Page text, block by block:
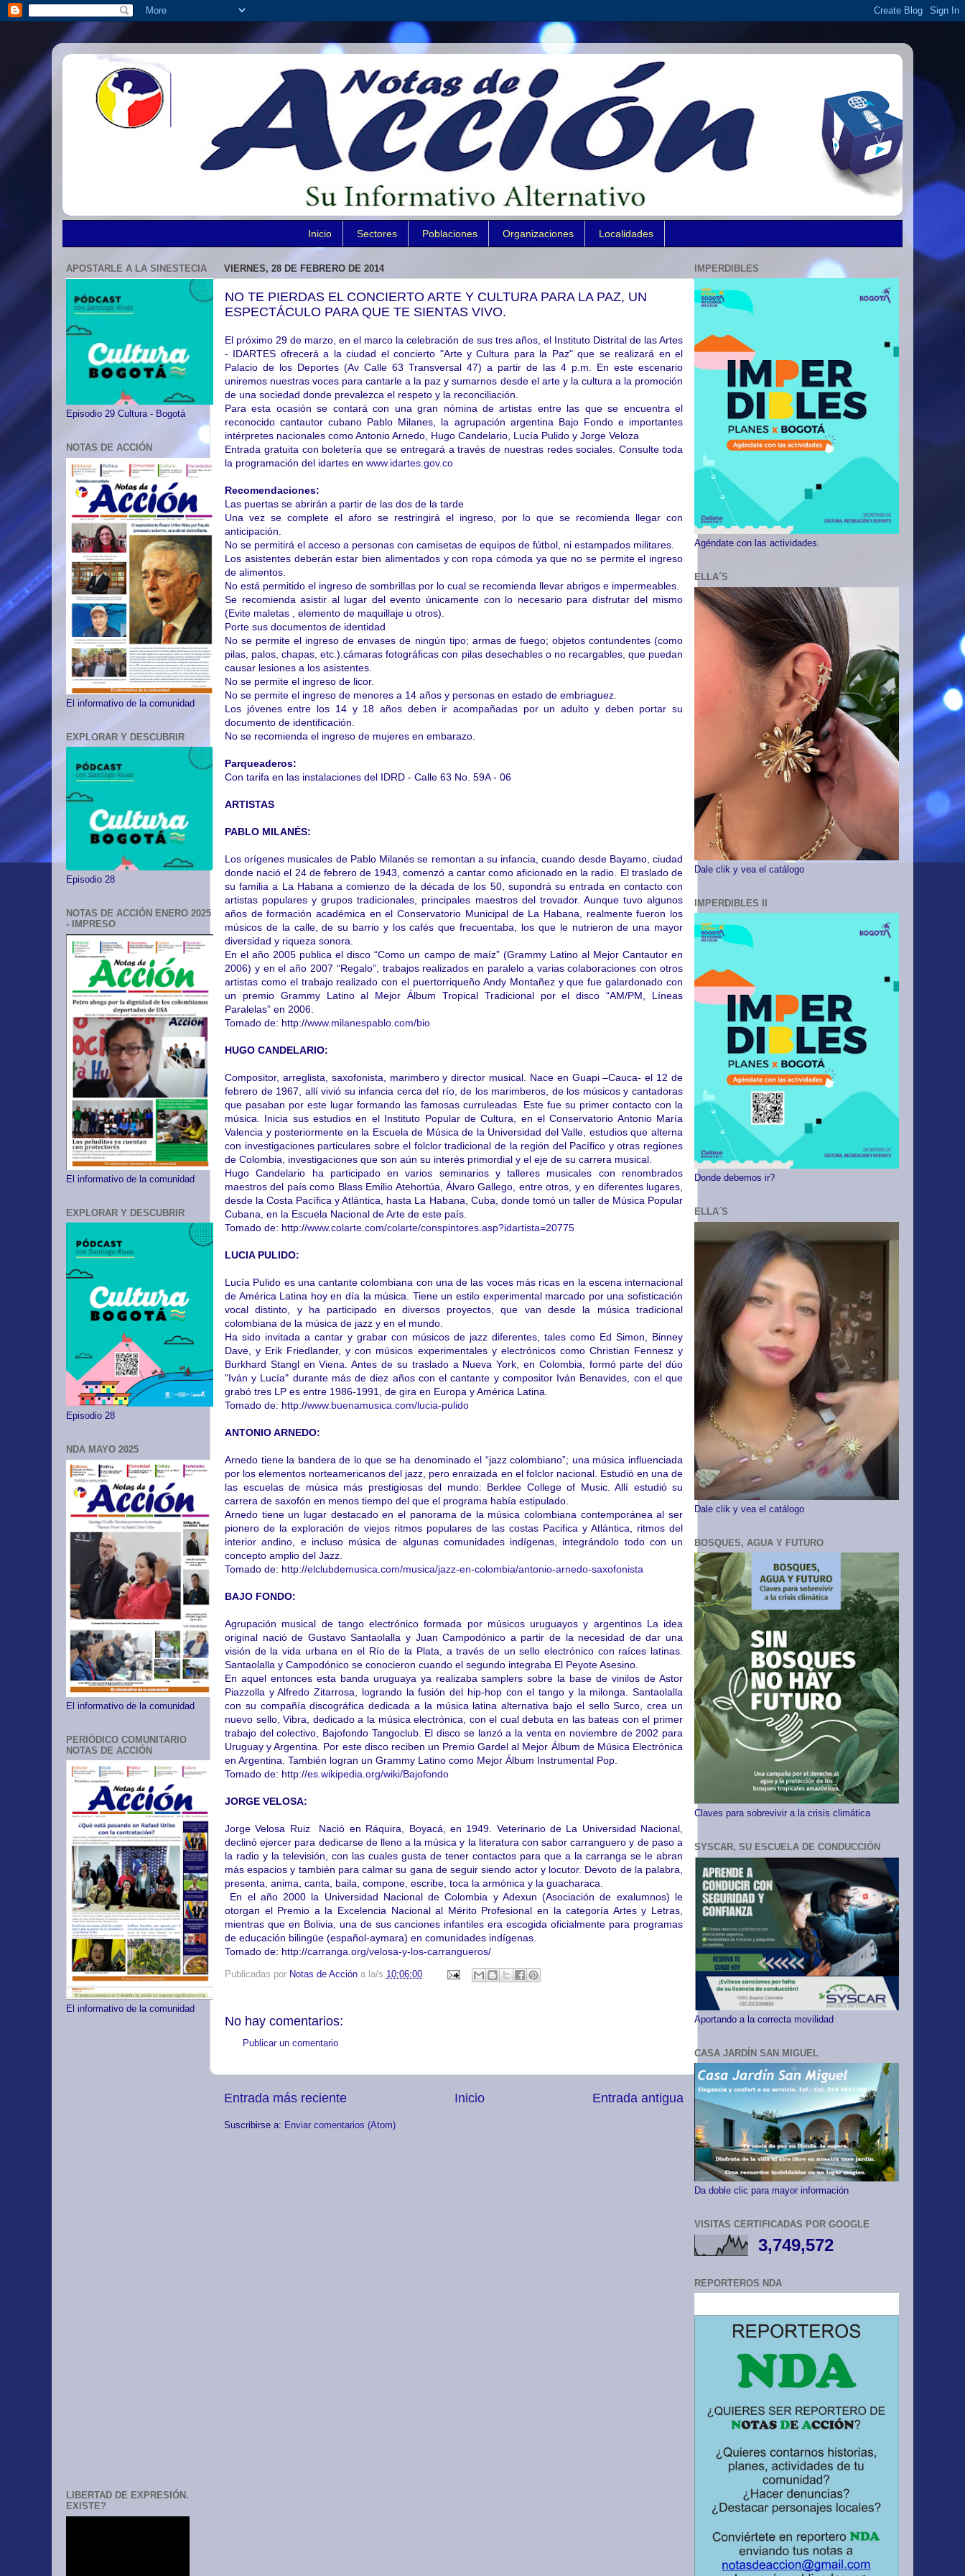
Inicio Sectores Poblaciones Organizaciones Localidades
VIERNES, 28 DE FEBRERO DE 2014
NO TE PIERDAS EL CONCIERTO ARTE Y CULTURA PARA LA PAZ, UN
ESPECTÁCULO PARA QUE TE SIENTAS VIVO.
El próximo 29 de marzo, en el marco la celebración de sus tres años, el Instituto Distrital de las Artes
- IDARTES ofrecerá a la ciudad el concierto "Arte y Cultura para la Paz" que se realizará en el
Palacio de los Deportes (Av Calle 63 Transversal 47) a partir de las 4 p.m. En este escenario
uniremos nuestras voces para cantarle a la paz y sumarnos desde el arte y la cultura a la promoción
de una sociedad donde prevalezca el respeto y la reconciliación.
Para esta ocasión se contará con una gran nómina de artistas entre las que se encuentra el
reconocido cantautor cubano Pablo Milanes, la agrupación argentina Bajo Fondo e importantes
intérpretes nacionales como Antonio Arnedo, Hugo Candelario, Lucía Pulido y Jorge Veloza
Entrada gratuita con boletería que se entregará a través de nuestras redes sociales. Consulte toda
la programación del idartes en www.idartes.gov.co
Recomendaciones:
Las puertas se abrirán a partir de las dos de la tarde
Una vez se complete el aforo se restringirá el ingreso, por lo que se recomienda llegar con
anticipación.
No se permitirá el acceso a personas con camisetas de equipos de fútbol, ni estampados militares.
Los asistentes deberán estar bien alimentados y con ropa cómoda ya que no se permite el ingreso
de alimentos.
No está permitido el ingreso de sombrillas por lo cual se recomienda llevar abrigos e impermeables.
Se recomienda asistir al lugar del evento únicamente con lo necesario para disfrutar del mismo
(Evite maletas , elemento de maquillaje u otros).
Porte sus documentos de identidad
No se permite el ingreso de envases de ningún tipo; armas de fuego; objetos contundentes (como
pilas, palos, chapas, etc.).cámaras fotográficas con pilas desechables o no recargables, que puedan
causar lesiones a los asistentes.
No se permite el ingreso de licor.
No se permite el ingreso de menores a 14 años y personas en estado de embriaguez.
Los jóvenes entre los 14 y 18 años deben ir acompañadas por un adulto y deben portar su
documento de identificación.
No se recomienda el ingreso de mujeres en embarazo.
Parqueaderos:
Con tarifa en las instalaciones del IDRD - Calle 63 No. 59A - 06
ARTISTAS
PABLO MILANÉS:
Los orígenes musicales de Pablo Milanés se remontan a su infancia, cuando desde Bayamo, ciudad
donde nació el 24 de febrero de 1943, comenzó a cantar como aficionado en la radio. El traslado de
su familia a La Habana a comienzo de la década de los 50, supondrá su entrada en contacto con
artistas populares y grupos tradicionales, principales maestros del trovador. Aunque tuvo algunos
años de formación académica en el Conservatorio Municipal de La Habana, realmente fueron los
músicos de la calle, de su barrio y los cafés que frecuentaba, los que le nutrieron de una mayor
diversidad y riqueza sonora.
En el año 2005 publica el disco “Como un campo de maíz” (Grammy Latino al Mejor Cantautor en
2006) y en el año 2007 “Regalo”, trabajos realizados en paralelo a varias colaboraciones con otros
artistas como el trabajo realizado con el puertorriqueño Andy Montañez y que fue galardonado con
un premio Grammy Latino al Mejor Álbum Tropical Tradicional por el disco “AM/PM, Líneas
Paralelas” en 2006.
Tomado de: http://www.milanespablo.com/bio
HUGO CANDELARIO:
Compositor, arreglista, saxofonista, marimbero y director musical. Nace en Guapi –Cauca- el 12 de
febrero de 1967, allí vivió su infancia cerca del río, de los marimberos, de los músicos y cantadoras
que pasaban por este lugar formando las famosas curruleadas. Este fue su primer contacto con la
música. Inicia sus estudios en el Instituto Popular de Cultura, en el Conservatorio Antonio María
Valencia y posteriormente en la Escuela de Música de la Universidad del Valle, estudios que alterna
con investigaciones particulares sobre el folclor tradicional de la región del Pacífico y otras regiones
de Colombia, investigaciones que son aún su interés primordial y el eje de su carrera musical.
Hugo Candelario ha participado en varios seminarios y talleres musicales con renombrados
maestros del país como Blass Emilio Atehortúa, Álvaro Gallego, entre otros, y en diferentes lugares,
desde la Costa Pacífica y Atlántica, hasta La Habana, Cuba, donde tomó un taller de Música Popular
Cubana, en la Escuela Nacional de Arte de este país.
Tomado de: http://www.colarte.com/colarte/conspintores.asp?idartista=20775
LUCIA PULIDO:
Lucía Pulido es una cantante colombiana con una de las voces más ricas en la escena internacional
de América Latina hoy en día la música. Tiene un estilo experimental marcado por una sofisticación
vocal distinto, y ha participado en diversos proyectos, que van desde la música tradicional
colombiana de la música de jazz y en el mundo.
Ha sido invitada a cantar y grabar con músicos de jazz diferentes, tales como Ed Simon, Binney
Dave, y Erik Friedlander, y con músicos experimentales y electrónicos como Christian Fennesz y
Burkhard Stangl en Viena. Antes de su traslado a Nueva York, en Colombia, formó parte del dúo
"Iván y Lucía" durante más de diez años con el cantante y compositor Iván Benavides, con el que
grabó tres LP es entre 1986-1991, de gira en Europa y América Latina.
Tomado de: http://www.buenamusica.com/lucia-pulido
ANTONIO ARNEDO:
Arnedo tiene la bandera de lo que se ha denominado el “jazz colombiano”; una música influenciada
por los elementos norteamericanos del jazz, pero enraizada en el folclor nacional. Estudió en una de
las escuelas de música más prestigiosas del mundo: Berklee College of Music. Allí estudió su
carrera de saxofón en menos tiempo del que el programa había estipulado.
Arnedo tiene un lugar destacado en el panorama de la música colombiana contemporánea al ser
pionero de la exploración de viejos ritmos populares de las costas Pacifica y Atlántica, ritmos del
interior andino, e incluso música de algunas comunidades indígenas, integrándolo todo con un
concepto amplio del Jazz.
Tomado de: http://elclubdemusica.com/musica/jazz-en-colombia/antonio-arnedo-saxofonista
BAJO FONDO:
Agrupación musical de tango electrónico formada por músicos uruguayos y argentinos La idea
original nació de Gustavo Santaolalla y Juan Campodónico a partir de la necesidad de dar una
visión de la vida urbana en el Río de la Plata, a través de un sello electrónico con raíces latinas.
Santaolalla y Campodónico se conocieron cuando el segundo integraba El Peyote Asesino.
En aquel entonces esta banda uruguaya ya realizaba samplers sobre la base de vinilos de Astor
Piazzolla y Alfredo Zitarrosa, logrando la fusión del hip-hop con el tango y la milonga. Santaolalla
con su compañía discográfica dedicada a la música latina alternativa bajo el sello Surco, crea un
nuevo sello, Vibra, dedicado a la música electrónica, con el cual debuta en las bateas con el primer
trabajo del colectivo, Bajofondo Tangoclub. El disco se lanzó a la venta en noviembre de 2002 para
Uruguay y Argentina. Por este disco reciben un Premio Gardel al Mejor Álbum de Música Electrónica
en Argentina. También logran un Grammy Latino como Mejor Álbum Instrumental Pop.
Tomado de: http://es.wikipedia.org/wiki/Bajofondo
JORGE VELOSA:
Jorge Velosa Ruiz Nació en Ráquira, Boyacá, en 1949. Veterinario de La Universidad Nacional,
declinó ejercer para dedicarse de lleno a la música y la literatura con sabor carranguero y de paso a
la radio y la televisión, con las cuales gusta de tener contactos para que a la carranga se le abran
más espacios y también para calmar su gana de seguir siendo actor y locutor. Devoto de la palabra,
presenta, anima, canta, baila, compone, escribe, toca la armónica y la guacharaca.
En el año 2000 la Universidad Nacional de Colombia y Adexun (Asociación de exalumnos) le
otorgan el Premio a la Excelencia Nacional al Mérito Profesional en la categoría Artes y Letras,
mientras que en Bolivia, una de sus canciones infantiles era escogida oficialmente para programas
de educación bilingüe (español-aymara) en comunidades indígenas.
Tomado de: http://carranga.org/velosa-y-los-carrangueros/
Publicadas por Notas de Acción a la/s 10:06:00
No hay comentarios:
Publicar un comentario
Entrada más reciente Entrada antigua
Inicio
Suscribirse a: Enviar comentarios (Atom)
APOSTARLE A LA SINESTECIA
Episodio 29 Cultura - Bogotá
NOTAS DE ACCIÓN
El informativo de la comunidad
EXPLORAR Y DESCUBRIR
Episodio 28
NOTAS DE ACCIÓN ENERO 2025
- IMPRESO
El informativo de la comunidad
EXPLORAR Y DESCUBRIR
Episodio 28
NDA MAYO 2025
El informativo de la comunidad
PERIÓDICO COMUNITARIO
NOTAS DE ACCIÓN
El informativo de la comunidad
LIBERTAD DE EXPRESIÓN.
EXISTE?
IMPERDIBLES
Agéndate con las actividades.
ELLA´S
Dale clik y vea el catálogo
IMPERDIBLES II
Donde debemos ir?
ELLA´S
Dale clik y vea el catálogo
BOSQUES, AGUA Y FUTURO
Claves para sobrevivir a la crisis climática
SYSCAR, SU ESCUELA DE CONDUCCIÓN
Aportando a la correcta movilidad
CASA JARDÍN SAN MIGUEL
Da doble clic para mayor información
VISITAS CERTIFICADAS POR GOOGLE
3,749,572
REPORTEROS NDA